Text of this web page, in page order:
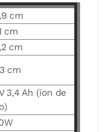
cm
cm
cm
cm
3,4 Ah (ion de